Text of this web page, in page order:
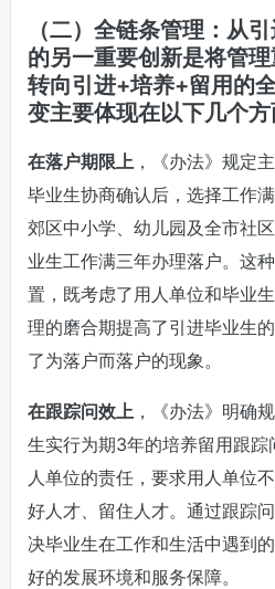
（二）全链条管理：从
的另一重要创新是将管
转向引进+培养+留用的
变主要体现在以下几个方
在落户期限上 ，《办法》规定
毕业生协商确认后，选择工作
郊区中小学、幼儿园及全市社
业生工作满三年办理落户。这
置，既考虑了用人单位和毕业
理的磨合期提高了引进毕业生
了为落户而落户的现象。
在跟踪问效上 ，《办法》明确
生实行为期3年的培养留用跟
人单位的责任，要求用人单位
好人才、留住人才。通过跟踪
决毕业生在工作和生活中遇到
好的发展环境和服务保障。